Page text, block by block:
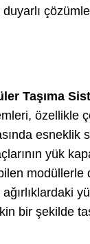
Taşıma
özellikle
esneklik
yük
modüllerle
bir şekilde